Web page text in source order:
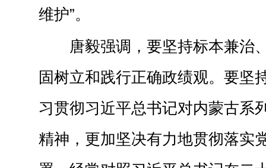
维护”。
唐毅强调，要坚持标本兼治
固树立和践行正确政绩观。要坚
习贯彻习近平总书记对内蒙古系
精神，更加坚决有力地贯彻落实